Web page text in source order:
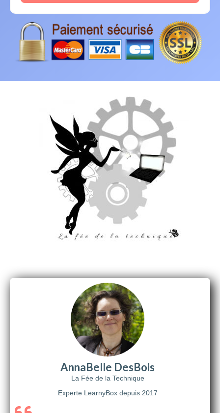
AnnaBelle DesBois
La Fée de la Technique
Experte LearnyBox depuis 2017